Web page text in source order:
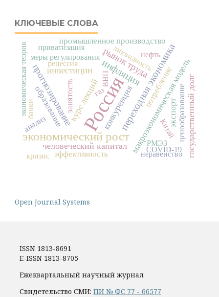
КЛЮЧЕВЫЕ СЛОВА
Россия
экономический рост
переходная экономика
инфляция
рынок труда
инвестиции
прогнозирование макроэкономическая модельгосударственный долг
курс лекцийконкуренция экспорт
человеческий капитал
эффективность
образование
промышленное производство
занятость потребление
анализ
экономическая теория
Китай
ликвидность
COVID-19
меры регулирования
газ
кризис неравенство
приватизация
нефть
банки ценообразование
РМЭЗ
ВВП
рецессия
Open Journal Systems
ISSN 1813-8691
E-ISSN 1813-8705
Ежеквартальный научный журнал
Свидетельство СМИ: ПИ № ФС 77 - 66577